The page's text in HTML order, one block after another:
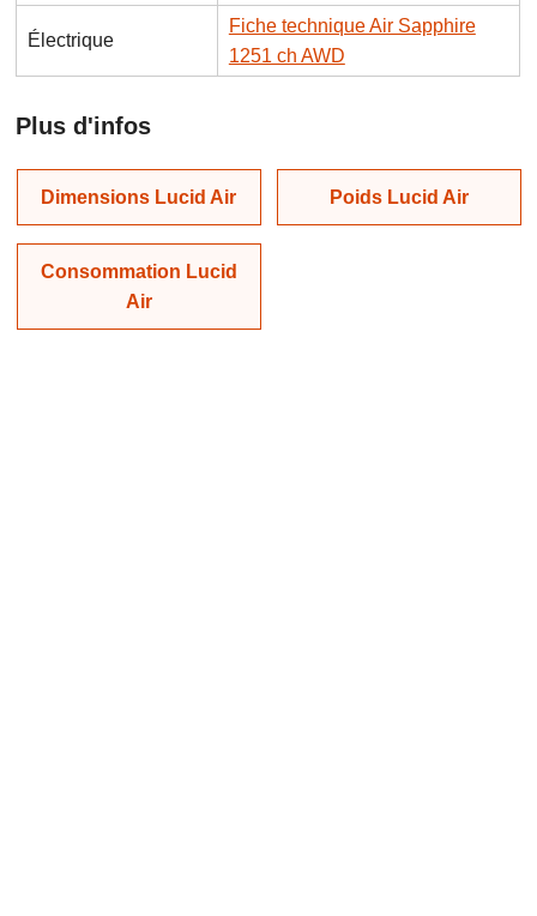
Électrique
Fiche technique Air Sapphire
1251 ch AWD
Plus d'infos
Dimensions Lucid Air Poids Lucid Air
Consommation Lucid
Air